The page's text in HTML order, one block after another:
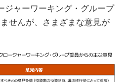
ジャーワーキング・グループ
せんが、さまざまな意見が